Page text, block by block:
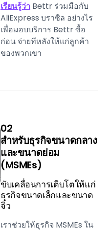
เรียนรู้ว่า Bettr ร่วมมือกับ
AliExpress บราซิล อย่างไร
เพื่อมอบบริการ Bettr ซื้อ
ก่อน จ่ายทีหลังให้แก่ลูกค้า
ของพวกเขา
02
สำหรับธุรกิจขนาดกลาง
และขนาดย่อม
(MSMEs)
ขับเคลื่อนการเติบโตให้แก่
ธุรกิจขนาดเล็กและขนาด
จิ๋ว
เราช่วยให้ธุรกิจ MSMEs ใน